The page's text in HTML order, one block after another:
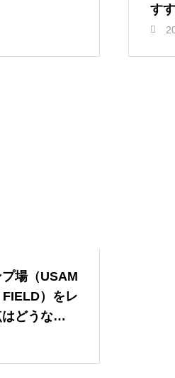
す
め
場（USAM
）をレ
どうなの